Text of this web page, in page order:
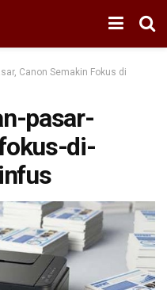
Canon Semakin Fokus di
pasar-
di-